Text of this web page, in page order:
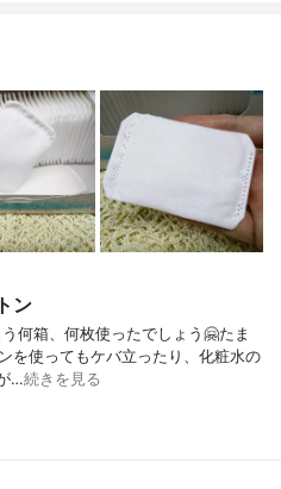
ン
何箱、何枚使ったでしょう🤗たま
を使ってもケバ立ったり、化粧水の
…続きを見る